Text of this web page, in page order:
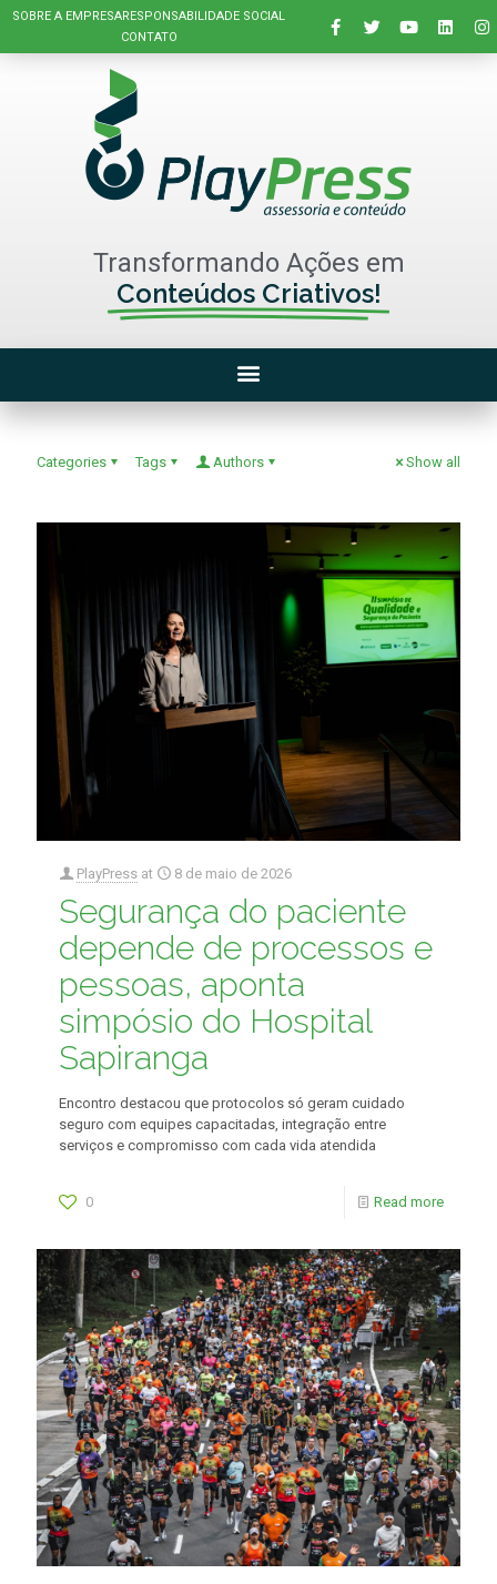
SOBRE A EMPRESARESPONSABILIDADE SOCIAL
CONTATO
Transformando Ações em
Conteúdos Criativos!
Categories Tags Authors Show all
PlayPress at 8 de maio de 2026
Segurança do paciente
depende de processos e
pessoas, aponta
simpósio do Hospital
Sapiranga
Encontro destacou que protocolos só geram cuidado
seguro com equipes capacitadas, integração entre
serviços e compromisso com cada vida atendida
0 Read more